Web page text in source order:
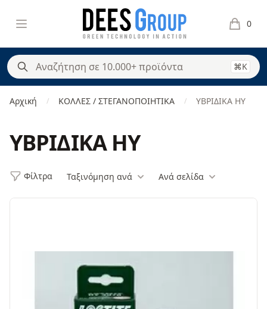
Open menu
DeesGroup
⌘K
0
items in
Αρχική / ΚΟΛΛΕΣ / ΣΤΕΓΑΝΟΠΟΙΗΤΙΚΑ / ΥΒΡΙΔΙΚΑ ΗΥ
ΥΒΡΙΔΙΚΑ ΗΥ
Φίλτρα Ταξινόμηση ανά Ανά σελίδα
Φίλτρα
Products